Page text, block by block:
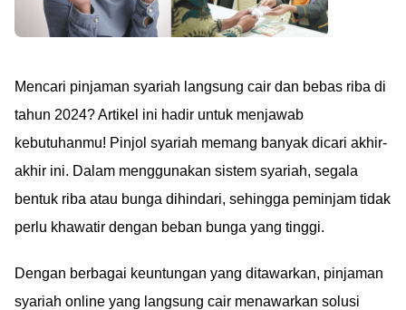
Mencari pinjaman syariah langsung cair dan bebas riba di
tahun 2024? Artikel ini hadir untuk menjawab
kebutuhanmu! Pinjol syariah memang banyak dicari akhir-
akhir ini. Dalam menggunakan sistem syariah, segala
bentuk riba atau bunga dihindari, sehingga peminjam tidak
perlu khawatir dengan beban bunga yang tinggi.
Dengan berbagai keuntungan yang ditawarkan, pinjaman
syariah online yang langsung cair menawarkan solusi